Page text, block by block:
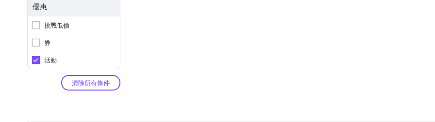
優惠
挑戰低價
券
活動
清除所有條件